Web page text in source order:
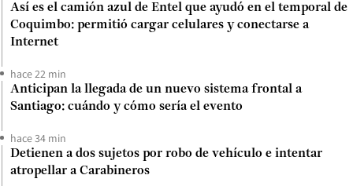
Así es el camión azul de Entel que ayudó en el temporal de
Coquimbo: permitió cargar celulares y conectarse a
Internet
hace 22 min
Anticipan la llegada de un nuevo sistema frontal a
Santiago: cuándo y cómo sería el evento
hace 34 min
Detienen a dos sujetos por robo de vehículo e intentar
atropellar a Carabineros